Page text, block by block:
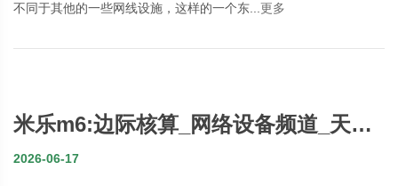
不同于其他的一些网线设施，这样的一个东... 更多
米乐m6:边际核算_网络设备频道_天极
网
2026-06-17